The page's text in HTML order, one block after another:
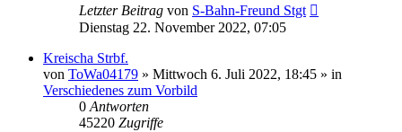
Letzter Beitrag von S-Bahn-Freund Stgt
Dienstag 22. November 2022, 07:05
Kreischa Strbf.
von ToWa04179 » Mittwoch 6. Juli 2022, 18:45 » in
Verschiedenes zum Vorbild
0 Antworten
45220 Zugriffe